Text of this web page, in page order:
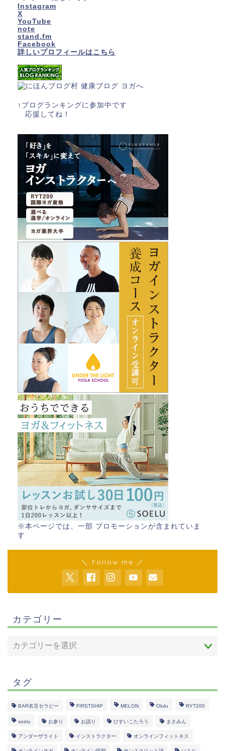
Instagram
X
YouTube
note
stand.fm
Facebook
詳しいプロフィールはこちら
↑ブログランキングに参加中です
応援してね！
※本ページでは、一部 プロモーションが含まれていま
す
＼ Follow me ／
カテゴリー
タグ
BAR名言セラピー FIRSTSHIP MELON Olulu RYT200
soelu お参り お詣り ひすいこたろう まさみん
アンダーザライト インストラクター オンラインフィットネス